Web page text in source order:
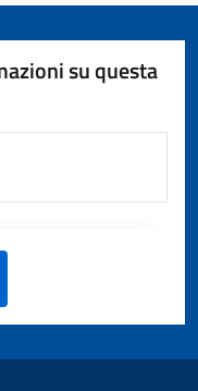
su questa